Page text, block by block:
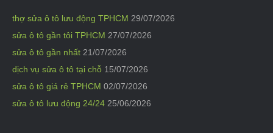
thợ sửa ô tô lưu động TPHCM 29/07/2026
sửa ô tô gần tôi TPHCM 27/07/2026
sửa ô tô gần nhất 21/07/2026
dịch vụ sửa ô tô tại chỗ 15/07/2026
sửa ô tô giá rẻ TPHCM 02/07/2026
sửa ô tô lưu động 24/24 25/06/2026